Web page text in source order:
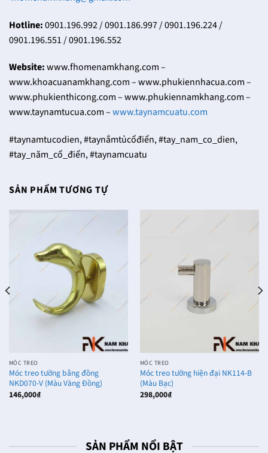
Hotline:0901.196.992 / 0901.186.997 / 0901.196.224 /
0901.196.551 / 0901.196.552
Website:www.fhomenamkhang.com –
www.khoacuanamkhang.com – www.phukiennhacua.com –
www.phukienthicong.com – www.phukiennamkhang.com –
www.taynamtucua.com –www.taynamcuatu.com
#taynamtucodien, #taynắmtủcổđiển, #tay_nam_co_dien,
#tay_năm_cổ_điển, #taynamcuatu
SẢN PHẨM TƯƠNG TỰ
MÓC TREO
Móc treo tường bằng đồng
NKD070-V (Màu Vàng Đồng)
146,000₫
MÓC TREO
Móc treo tường hiện đại NK114-B
(Màu Bạc)
298,000₫
SẢN PHẨM NỔI BẬT